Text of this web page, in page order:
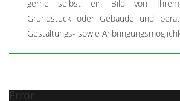
gerne selbst ein Bild von Ihrem
Grundstück oder Gebäude und
Gestaltungs- sowie
Error